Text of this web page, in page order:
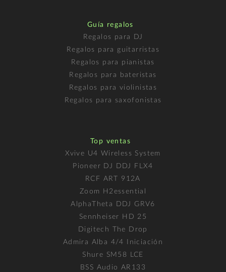
Guía regalos
Regalos para DJ
Regalos para guitarristas
Regalos para pianistas
Regalos para bateristas
Regalos para violinistas
Regalos para saxofonistas
Top ventas
Xvive U4 Wireless System
Pioneer DJ DDJ FLX4
RCF ART 912A
Zoom H2essential
AlphaTheta DDJ GRV6
Sennheiser HD 25
Digitech The Drop
Admira Alba 4/4 Iniciación
Shure SM58 LCE
BSS Audio AR133